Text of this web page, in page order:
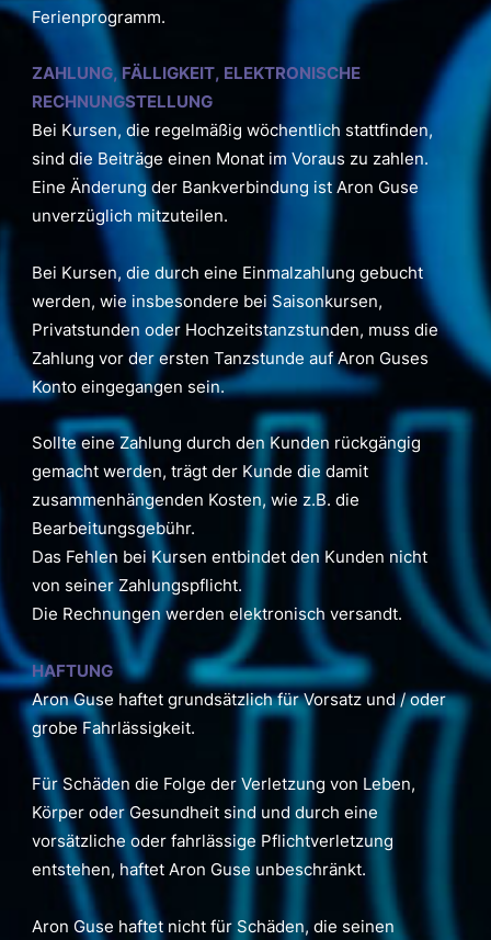
Ferienprogramm.
ZAHLUNG, FÄLLIGKEIT, ELEKTRONISCHE
RECHNUNGSTELLUNG
Bei Kursen, die regelmäßig wöchentlich stattfinden,
sind die Beiträge einen Monat im Voraus zu zahlen.
Eine Änderung der Bankverbindung ist Aron Guse
unverzüglich mitzuteilen.
Bei Kursen, die durch eine Einmalzahlung gebucht
werden, wie insbesondere bei Saisonkursen,
Privatstunden oder Hochzeitstanzstunden, muss die
Zahlung vor der ersten Tanzstunde auf Aron Guses
Konto eingegangen sein.
Sollte eine Zahlung durch den Kunden rückgängig
gemacht werden, trägt der Kunde die damit
zusammenhängenden Kosten, wie z.B. die
Bearbeitungsgebühr.
Das Fehlen bei Kursen entbindet den Kunden nicht
von seiner Zahlungspflicht.
Die Rechnungen werden elektronisch versandt.
HAFTUNG
Aron Guse haftet grundsätzlich für Vorsatz und / oder
grobe Fahrlässigkeit.
Für Schäden die Folge der Verletzung von Leben,
Körper oder Gesundheit sind und durch eine
vorsätzliche oder fahrlässige Pflichtverletzung
entstehen, haftet Aron Guse unbeschränkt.
Aron Guse haftet nicht für Schäden, die seinen